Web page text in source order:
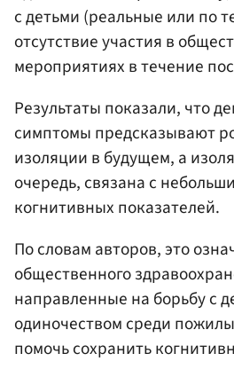
с детьми (реальные или по
отсутствие участия в
мероприятиях в течение
Результаты показали, что
симптомы предсказывают
изоляции в будущем, а
очередь, связана с
когнитивных показателей.
По словам авторов, это
общественного
направленные на борьбу с
одиночеством среди
помочь сохранить